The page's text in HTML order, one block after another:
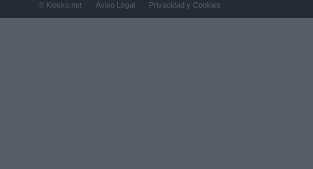
© Kiosko.net Aviso Legal Privacidad y Cookies